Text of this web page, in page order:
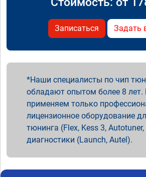
Записаться Задать
Наши специалисты по чип
обладают опытом более 8
применяем только
лицензионное оборудование
тюнинга (Flex, Kess 3,
диагностики (Launch, Autel).